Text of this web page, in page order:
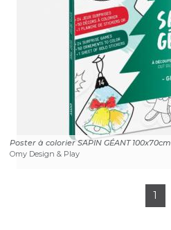
Poster à colorier SAPIN GÉANT 100x70cm
Omy Design & Play
1